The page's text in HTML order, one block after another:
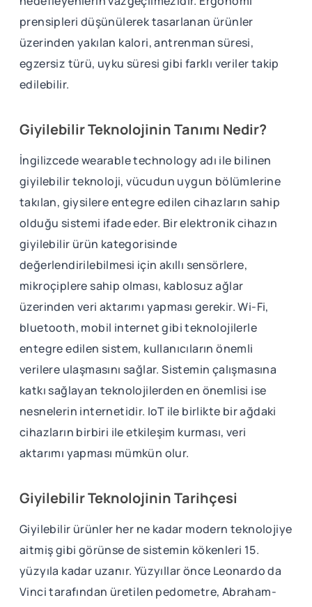
prensipleri düşünülerek tasarlanan ürünler
üzerinden yakılan kalori, antrenman süresi,
egzersiz türü, uyku süresi gibi farklı veriler takip
edilebilir.
Giyilebilir Teknolojinin Tanımı Nedir?
İngilizcede wearable technology adı ile bilinen
giyilebilir teknoloji, vücudun uygun bölümlerine
takılan, giysilere entegre edilen cihazların sahip
olduğu sistemi ifade eder. Bir elektronik cihazın
giyilebilir ürün kategorisinde
değerlendirilebilmesi için akıllı sensörlere,
mikroçiplere sahip olması, kablosuz ağlar
üzerinden veri aktarımı yapması gerekir. Wi-Fi,
bluetooth, mobil internet gibi teknolojilerle
entegre edilen sistem, kullanıcıların önemli
verilere ulaşmasını sağlar. Sistemin çalışmasına
katkı sağlayan teknolojilerden en önemlisi ise
nesnelerin internetidir. IoT ile birlikte bir ağdaki
cihazların birbiri ile etkileşim kurması, veri
aktarımı yapması mümkün olur.
Giyilebilir Teknolojinin Tarihçesi
Giyilebilir ürünler her ne kadar modern teknolojiye
aitmiş gibi görünse de sistemin kökenleri 15.
yüzyıla kadar uzanır. Yüzyıllar önce Leonardo da
Vinci tarafından üretilen pedometre, Abraham-